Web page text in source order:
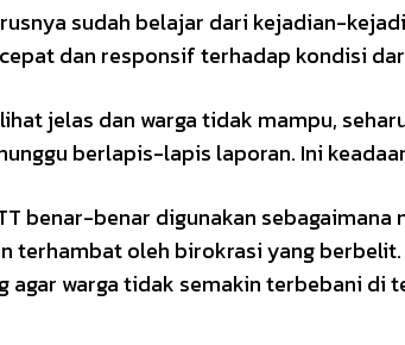
sudah belajar dari kejadian-
dan responsif terhadap kondisi
jelas dan warga tidak mampu,
berlapis-lapis laporan. Ini
benar-benar digunakan
terhambat oleh birokrasi yang
agar warga tidak semakin terbebani di